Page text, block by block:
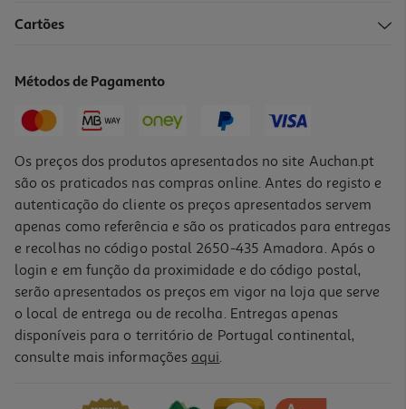
Gel Voltaren Emulgelex 2.32% 50g
Cartões
Métodos de Pagamento
Os preços dos produtos apresentados no site Auchan.pt
são os praticados nas compras online. Antes do registo e
autenticação do cliente os preços apresentados servem
apenas como referência e são os praticados para entregas
e recolhas no código postal 2650-435 Amadora. Após o
login e em função da proximidade e do código postal,
serão apresentados os preços em vigor na loja que serve
o local de entrega ou de recolha. Entregas apenas
disponíveis para o território de Portugal continental,
consulte mais informações aqui.